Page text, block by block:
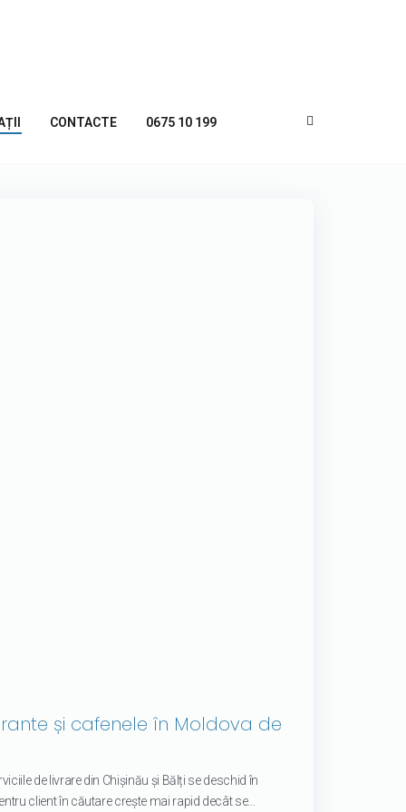
CONTACTE 0675 10 199
și cafenele în Moldova de
de livrare din Chișinău și Bălți se deschid în
client în căutare crește mai rapid decât se...